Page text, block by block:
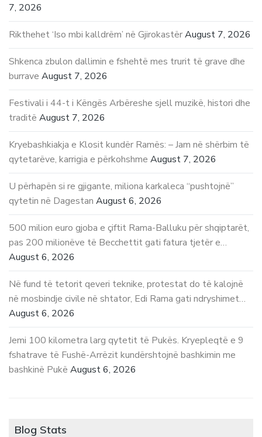
7, 2026
Rikthehet ‘Iso mbi kalldrëm’ në GjirokastërAugust 7, 2026
Shkenca zbulon dallimin e fshehtë mes trurit të grave dhe
burrave August 7, 2026
Festivali i 44-t i Këngës Arbëreshe sjell muzikë, histori dhe
traditë August 7, 2026
Kryebashkiakja e Klosit kundër Ramës: – Jam në shërbim të
qytetarëve, karrigia e përkohshme August 7, 2026
U përhapën si re gjigante, miliona karkaleca “pushtojnë”
qytetin në Dagestan August 6, 2026
500 milion euro gjoba e çiftit Rama-Balluku për shqiptarët,
pas 200 milionëve të Becchettit gati fatura tjetër e…
August 6, 2026
Në fund të tetorit qeveri teknike, protestat do të kalojnë
në mosbindje civile në shtator, Edi Rama gati ndryshimet…
August 6, 2026
Jemi 100 kilometra larg qytetit të Pukës. Kryepleqtë e 9
fshatrave të Fushë-Arrëzit kundërshtojnë bashkimin me
bashkinë Pukë August 6, 2026
Blog Stats